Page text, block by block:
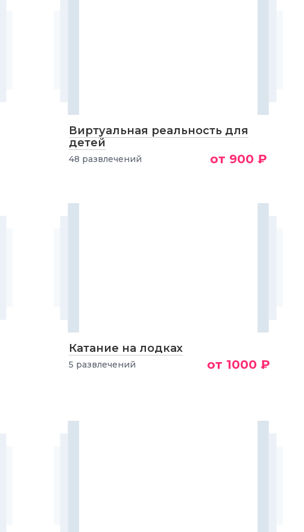
Виртуальная реальность для
детей
48 развлечений от 900 ₽
Катание на лодках
5 развлечений от 1000 ₽